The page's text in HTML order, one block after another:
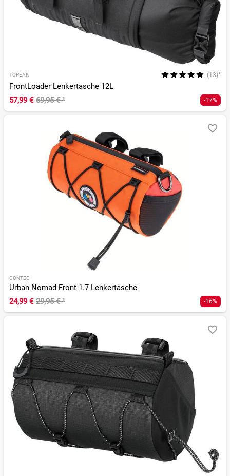
TOPEAK (13)*
FrontLoader Lenkertasche 12L
57,99 € 69,95 €¹ -17%
CONTEC
Urban Nomad Front 1.7 Lenkertasche
24,99 € 29,95 €¹ -16%